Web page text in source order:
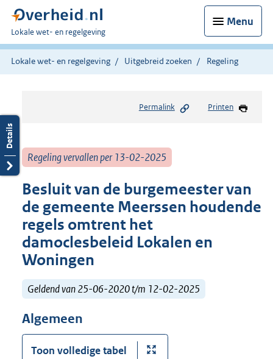
Menu
U
bent
hier:
Lokale wet- en regelgeving
Lokale wet- en regelgeving Uitgebreid zoeken Regeling
Permalink Printen
Regeling vervallen per 13-02-2025
Besluit van de burgemeester van
de gemeente Meerssen houdende
regels omtrent het
damoclesbeleid Lokalen en
Woningen
Geldend van 25-06-2020 t/m 12-02-2025
Algemeen
Toon volledige tabel